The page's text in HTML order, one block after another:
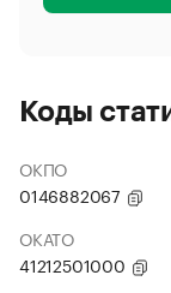
Коды
ОКПО
0146882067
ОКАТО
41212501000